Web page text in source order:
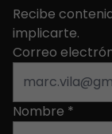
Recibe
implicarte.
Correo
Nombre *